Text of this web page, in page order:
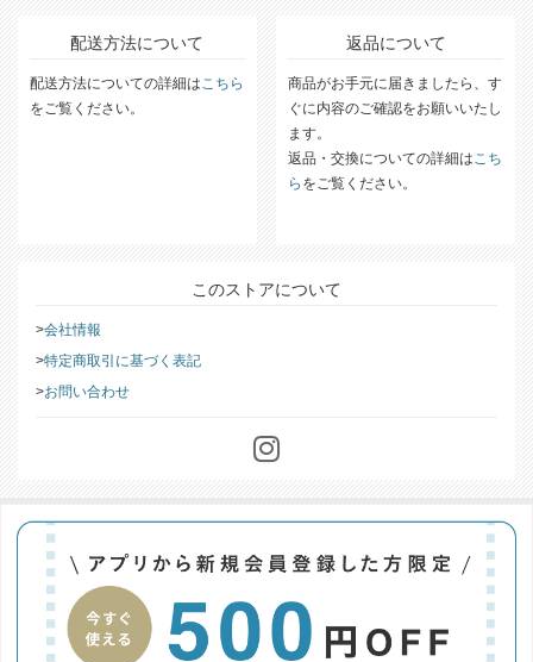
配送方法について
配送方法についての詳細はこちら
をご覧ください。
返品について
商品がお手元に届きましたら、す
ぐに内容のご確認をお願いいたし
ます。
返品・交換についての詳細はこち
ら をご覧ください。
このストアについて
会社情報
特定商取引に基づく表記
お問い合わせ